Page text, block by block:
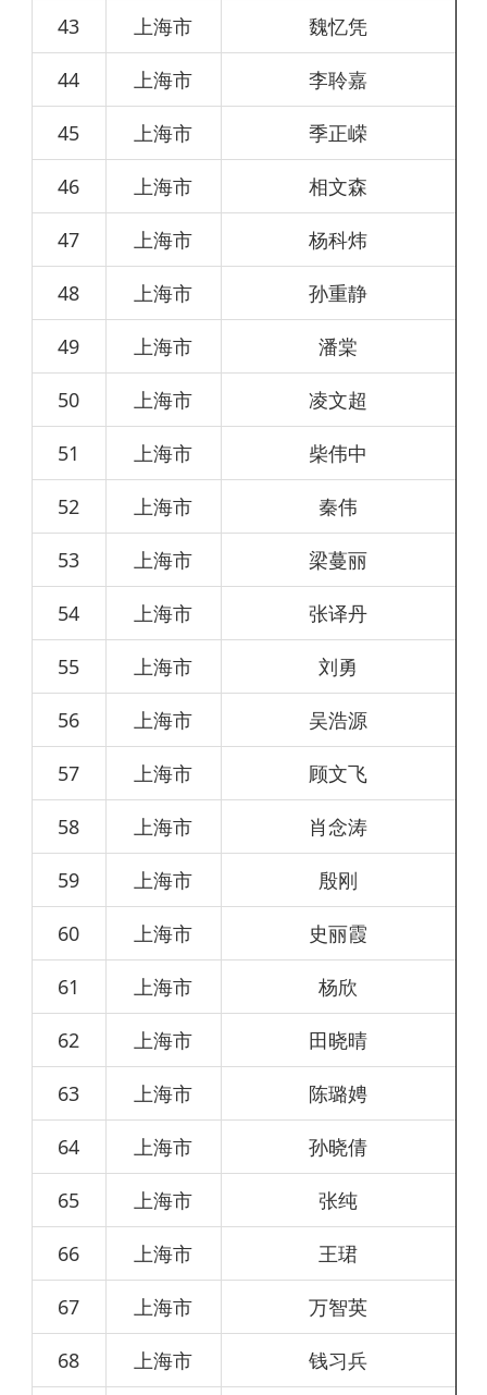
43 上海市 魏忆凭
44 上海市 李聆嘉
45 上海市 季正嵘
46 上海市 相文森
47 上海市 杨科炜
48 上海市 孙重静
49 上海市 潘棠
50 上海市 凌文超
51 上海市 柴伟中
52 上海市 秦伟
53 上海市 梁蔓丽
54 上海市 张译丹
55 上海市 刘勇
56 上海市 吴浩源
57 上海市 顾文飞
58 上海市 肖念涛
59 上海市 殷刚
60 上海市 史丽霞
61 上海市 杨欣
62 上海市 田晓晴
63 上海市 陈璐娉
64 上海市 孙晓倩
65 上海市 张纯
66 上海市 王珺
67 上海市 万智英
68 上海市 钱习兵